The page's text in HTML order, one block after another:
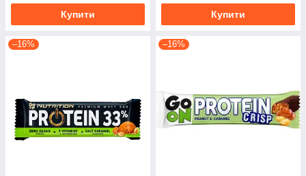
Купити Купити
–16% –16%